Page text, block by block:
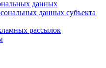
данных
данных субъекта
рассылок